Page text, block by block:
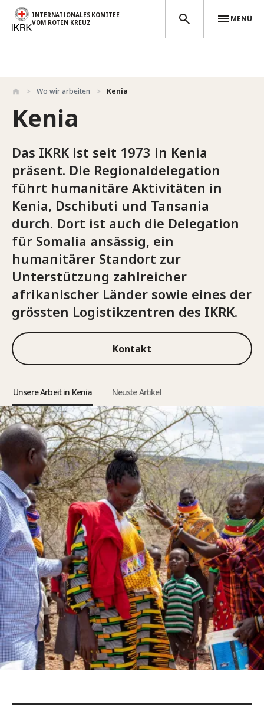
Direkt zum Inhalt
INTERNATIONALES KOMITEE
VOM ROTEN KREUZ
MENÜ
Wo wir arbeiten Kenia
Kenia
Das IKRK ist seit 1973 in Kenia
präsent. Die Regionaldelegation
führt humanitäre Aktivitäten in
Kenia, Dschibuti und Tansania
durch. Dort ist auch die Delegation
für Somalia ansässig, ein
humanitärer Standort zur
Unterstützung zahlreicher
afrikanischer Länder sowie eines der
grössten Logistikzentren des IKRK.
Kontakt
Unsere Arbeit in Kenia Neuste Artikel